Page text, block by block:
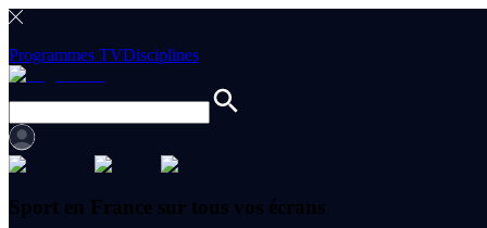
Programmes TVDisciplines
Sport en France sur tous vos écrans